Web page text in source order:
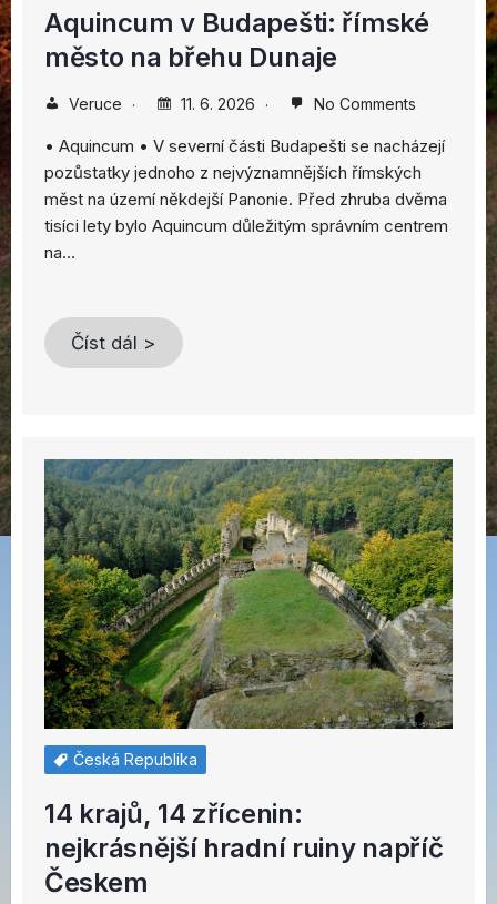
Aquincum v Budapešti: římské
město na břehu Dunaje
Veruce 11. 6. 2026 No Comments
• Aquincum • V severní části Budapešti se nacházejí
pozůstatky jednoho z nejvýznamnějších římských
měst na území někdejší Panonie. Před zhruba dvěma
tisíci lety bylo Aquincum důležitým správním centrem
na…
Číst dál >
Česká Republika
14 krajů, 14 zřícenin:
nejkrásnější hradní ruiny napříč
Českem